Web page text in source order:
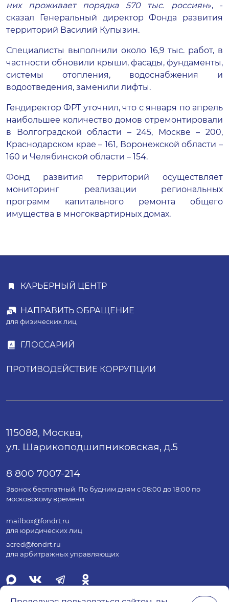
них проживает порядка 570 тыс. россиян», -
сказал Генеральный директор Фонда развития
территорий Василий Купызин.
Специалисты выполнили около 16,9 тыс. работ, в
частности обновили крыши, фасады, фундаменты,
системы отопления, водоснабжения и
водоотведения, заменили лифты.
Гендиректор ФРТ уточнил, что с января по апрель
наибольшее количество домов отремонтировали
в Волгоградской области – 245, Москве – 200,
Краснодарском крае – 161, Воронежской области –
160 и Челябинской области – 154.
Фонд развития территорий осуществляет
мониторинг реализации региональных
программ капитального ремонта общего
имущества в многоквартирных домах.
КАРЬЕРНЫЙ ЦЕНТР
НАПРАВИТЬ ОБРАЩЕНИЕ
для физических лиц
ГЛОССАРИЙ
ПРОТИВОДЕЙСТВИЕ КОРРУПЦИИ
115088, Москва,
ул. Шарикоподшипниковская, д.5
8 800 7007-214
Звонок бесплатный. По будним дням с 08:00 до 18:00 по
московскому времени.
mailbox@fondrt.ru
для юридических лиц
acred@fondrt.ru
для арбитражных управляющих